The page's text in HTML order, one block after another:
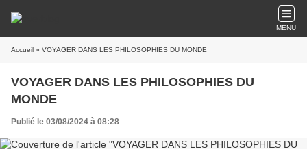
MENU
Accueil » VOYAGER DANS LES PHILOSOPHIES DU MONDE
VOYAGER DANS LES PHILOSOPHIES DU
MONDE
Publié le 03/08/2024 à 08:28